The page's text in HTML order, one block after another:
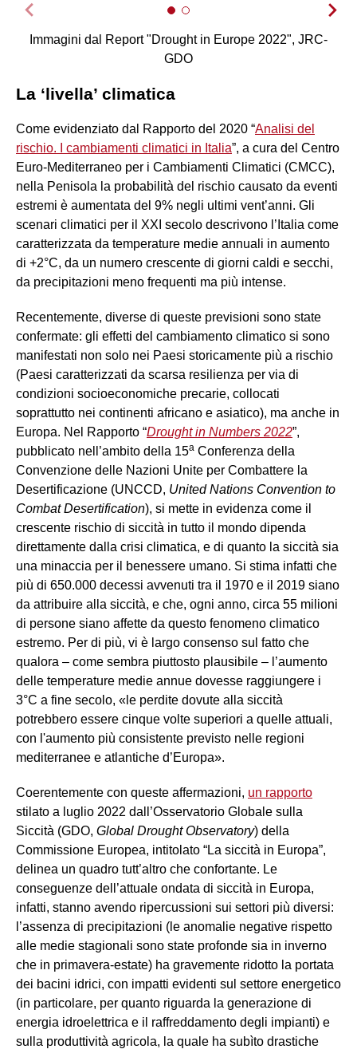
Immagini dal Report "Drought in Europe 2022", JRC-
GDO
La ‘livella’ climatica
Come evidenziato dal Rapporto del 2020 “Analisi del
rischio. I cambiamenti climatici in Italia”, a cura del Centro
Euro-Mediterraneo per i Cambiamenti Climatici (CMCC),
nella Penisola la probabilità del rischio causato da eventi
estremi è aumentata del 9% negli ultimi vent’anni. Gli
scenari climatici per il XXI secolo descrivono l’Italia come
caratterizzata da temperature medie annuali in aumento
di +2°C, da un numero crescente di giorni caldi e secchi,
da precipitazioni meno frequenti ma più intense.
Recentemente, diverse di queste previsioni sono state
confermate: gli effetti del cambiamento climatico si sono
manifestati non solo nei Paesi storicamente più a rischio
(Paesi caratterizzati da scarsa resilienza per via di
condizioni socioeconomiche precarie, collocati
soprattutto nei continenti africano e asiatico), ma anche in
Europa. Nel Rapporto “Drought in Numbers 2022”,
pubblicato nell’ambito della 15a Conferenza della
Convenzione delle Nazioni Unite per Combattere la
Desertificazione (UNCCD, United Nations Convention to
Combat Desertification), si mette in evidenza come il
crescente rischio di siccità in tutto il mondo dipenda
direttamente dalla crisi climatica, e di quanto la siccità sia
una minaccia per il benessere umano. Si stima infatti che
più di 650.000 decessi avvenuti tra il 1970 e il 2019 siano
da attribuire alla siccità, e che, ogni anno, circa 55 milioni
di persone siano affette da questo fenomeno climatico
estremo. Per di più, vi è largo consenso sul fatto che
qualora – come sembra piuttosto plausibile – l’aumento
delle temperature medie annue dovesse raggiungere i
3°C a fine secolo, «le perdite dovute alla siccità
potrebbero essere cinque volte superiori a quelle attuali,
con l'aumento più consistente previsto nelle regioni
mediterranee e atlantiche d’Europa».
Coerentemente con queste affermazioni, un rapporto
stilato a luglio 2022 dall’Osservatorio Globale sulla
Siccità (GDO, Global Drought Observatory) della
Commissione Europea, intitolato “La siccità in Europa”,
delinea un quadro tutt’altro che confortante. Le
conseguenze dell’attuale ondata di siccità in Europa,
infatti, stanno avendo ripercussioni sui settori più diversi:
l’assenza di precipitazioni (le anomalie negative rispetto
alle medie stagionali sono state profonde sia in inverno
che in primavera-estate) ha gravemente ridotto la portata
dei bacini idrici, con impatti evidenti sul settore energetico
(in particolare, per quanto riguarda la generazione di
energia idroelettrica e il raffreddamento degli impianti) e
sulla produttività agricola, la quale ha subìto drastiche